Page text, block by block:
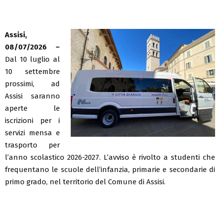
Assisi,
08/07/2026 –
Dal 10 luglio al
10 settembre
prossimi, ad
Assisi saranno
aperte le
iscrizioni per i
servizi mensa e
trasporto per
l’anno scolastico 2026-2027. L’avviso è rivolto a studenti che
frequentano le scuole dell’infanzia, primarie e secondarie di
primo grado, nel territorio del Comune di Assisi.